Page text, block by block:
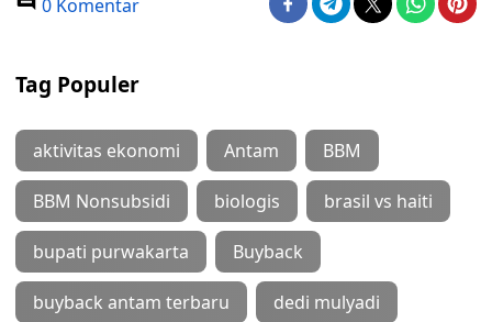
0 Komentar
Tag Populer
aktivitas ekonomi Antam BBM
BBM Nonsubsidi biologis brasil vs haiti
bupati purwakarta Buyback
buyback antam terbaru dedi mulyadi